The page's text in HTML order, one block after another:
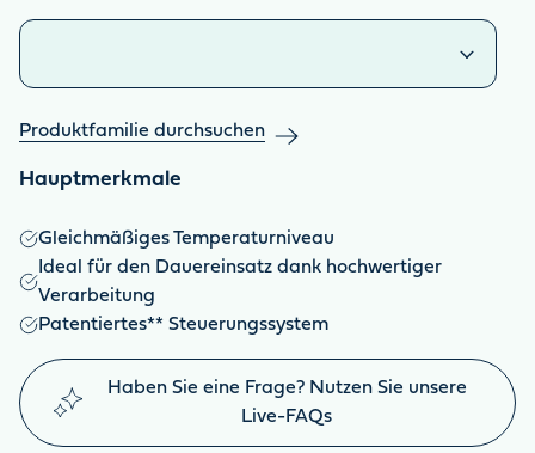
Ähnliche Produkte
Produktfamilie durchsuchen
Hauptmerkmale
Gleichmäßiges Temperaturniveau
Ideal für den Dauereinsatz dank hochwertiger
Verarbeitung
Patentiertes** Steuerungssystem
Haben Sie eine Frage? Nutzen Sie unsere
Live-FAQs